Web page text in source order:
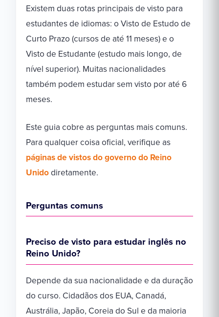
Existem duas rotas principais de visto para
estudantes de idiomas: o Visto de Estudo de
Curto Prazo (cursos de até 11 meses) e o
Visto de Estudante (estudo mais longo, de
nível superior). Muitas nacionalidades
também podem estudar sem visto por até 6
meses.
Este guia cobre as perguntas mais comuns.
Para qualquer coisa oficial, verifique as
páginas de vistos do governo do Reino
Unidodiretamente.
Perguntas comuns
Preciso de visto para estudar inglês no
Reino Unido?
Depende da sua nacionalidade e da duração
do curso. Cidadãos dos EUA, Canadá,
Austrália, Japão, Coreia do Sul e da maioria